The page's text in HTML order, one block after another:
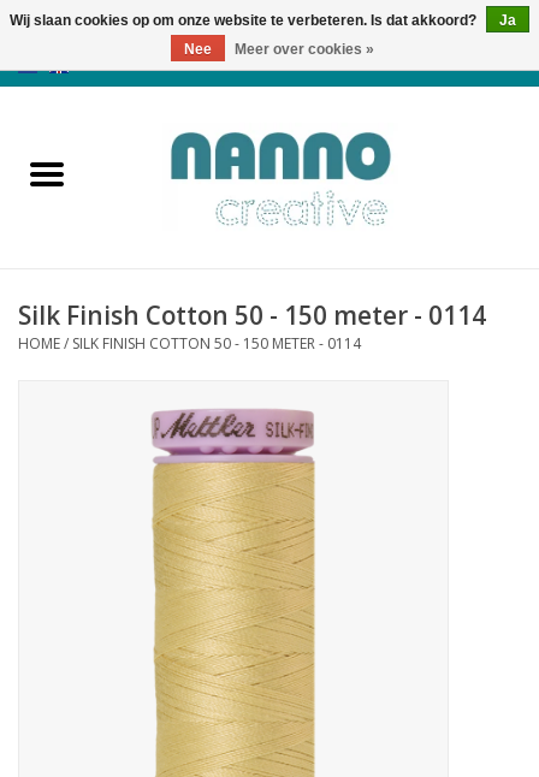
Producten
Nieuws
Silk Finish Cotton 50 - 150 meter - 0114
HOME/ SILK FINISH COTTON 50 - 150 METER - 0114
Wij slaan cookies op om onze website te verbeteren. Is dat akkoord?
Ja
Nee
Meer over cookies »